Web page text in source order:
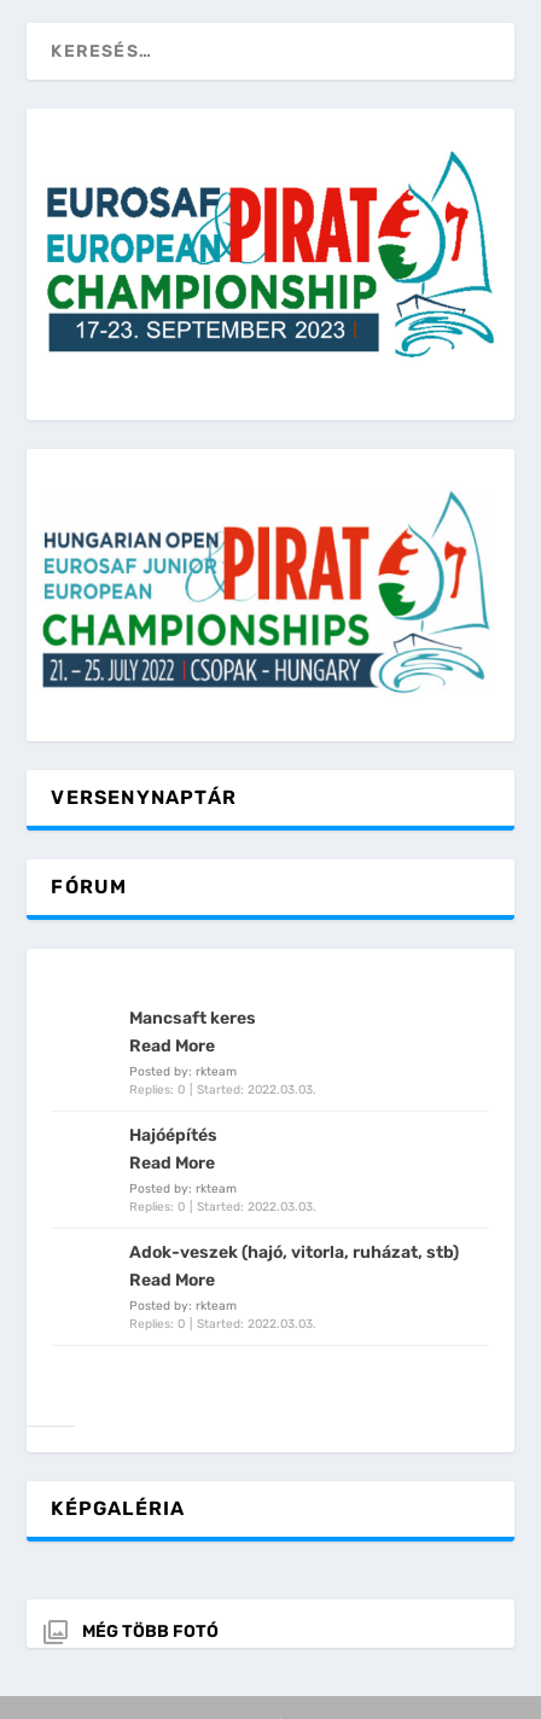
VERSENYNAPTÁR
FÓRUM
Mancsaft keres
Read More
Posted by: rkteam
Replies: 0
Started:2022.03.03.
Hajóépítés
Read More
Posted by: rkteam
Replies: 0
Started:2022.03.03.
Adok-veszek (hajó, vitorla, ruházat, stb)
Read More
Posted by: rkteam
Replies: 0
Started:2022.03.03.
KÉPGALÉRIA
MÉG TÖBB FOTÓ